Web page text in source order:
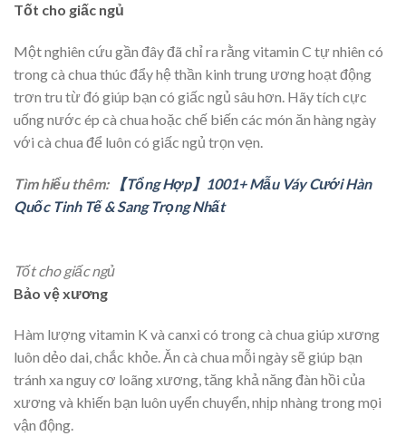
Tốt cho giấc ngủ
Một nghiên cứu gần đây đã chỉ ra rằng vitamin C tự nhiên có
trong cà chua thúc đẩy hệ thần kinh trung ương hoạt động
trơn tru từ đó giúp bạn có giấc ngủ sâu hơn. Hãy tích cực
uống nước ép cà chua hoặc chế biến các món ăn hàng ngày
với cà chua để luôn có giấc ngủ trọn vẹn.
Tìm hiểu thêm:
【Tổng Hợp】1001+ Mẫu Váy Cưới Hàn
Quốc Tinh Tế & Sang Trọng Nhất
Tốt cho giấc ngủ
Bảo vệ xương
Hàm lượng vitamin K và canxi có trong cà chua giúp xương
luôn dẻo dai, chắc khỏe. Ăn cà chua mỗi ngày sẽ giúp bạn
tránh xa nguy cơ loãng xương, tăng khả năng đàn hồi của
xương và khiến bạn luôn uyển chuyển, nhịp nhàng trong mọi
vận động.